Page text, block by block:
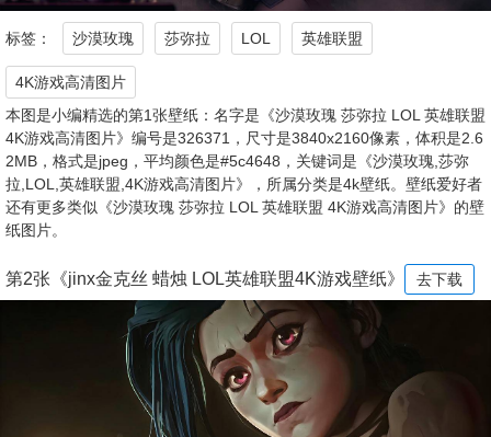
标签： 沙漠玫瑰 莎弥拉 LOL 英雄联盟
4K游戏高清图片
本图是小编精选的第1张壁纸：名字是《沙漠玫瑰 莎弥拉 LOL 英雄联盟
4K游戏高清图片》编号是326371，尺寸是3840x2160像素，体积是2.6
2MB，格式是jpeg，平均颜色是#5c4648，关键词是《沙漠玫瑰,莎弥
拉,LOL,英雄联盟,4K游戏高清图片》，所属分类是4k壁纸。壁纸爱好者
还有更多类似《沙漠玫瑰 莎弥拉 LOL 英雄联盟 4K游戏高清图片》的壁
纸图片。
第2张《jinx金克丝 蜡烛 LOL英雄联盟4K游戏壁纸》 去下载